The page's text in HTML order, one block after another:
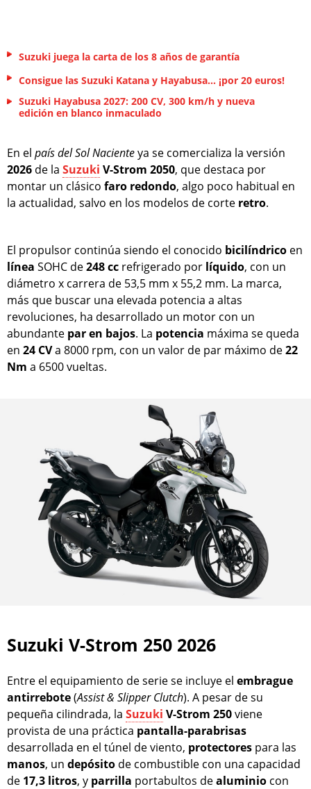
Suzuki juega la carta de los 8 años de garantía
Consigue las Suzuki Katana y Hayabusa... ¡por 20 euros!
Suzuki Hayabusa 2027: 200 CV, 300 km/h y nueva
edición en blanco inmaculado
En el país del Sol Nacienteya se comercializa la versión
2026 de la Suzuki V-Strom 2050, que destaca por
montar un clásico faro redondo, algo poco habitual en
la actualidad, salvo en los modelos de corte retro.
El propulsor continúa siendo el conocido bicilíndrico en
línea SOHC de248 cc refrigerado por líquido, con un
diámetro x carrera de 53,5 mm x 55,2 mm. La marca,
más que buscar una elevada potencia a altas
revoluciones, ha desarrollado un motor con un
abundante par en bajos. La potencia máxima se queda
en 24 CVa 8000 rpm, con un valor de par máximo de22
Nm a 6500 vueltas.
Suzuki V-Strom 250 2026
Entre el equipamiento de serie se incluye el embrague
antirrebote(Assist & Slipper Clutch). A pesar de su
pequeña cilindrada, la Suzuki V-Strom 250viene
provista de una práctica pantalla-parabrisas
desarrollada en el túnel de viento, protectores para las
manos, un depósito de combustible con una capacidad
de 17,3 litros, y parrilla portabultos dealuminio con